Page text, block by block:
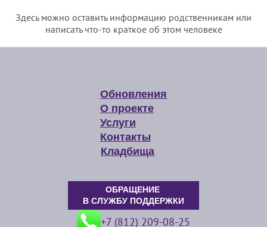
Здесь можно оставить информацию родственникам или
написать что-то краткое об этом человеке
Обновления
О проекте
Услуги
Контакты
Кладбища
ОБРАЩЕНИЕ
В СЛУЖБУ ПОДДЕРЖКИ
+7 (812) 209-08-25